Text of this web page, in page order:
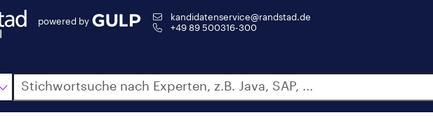
powered by
kandidatenservice@randstad.de
+49 89 500316-300